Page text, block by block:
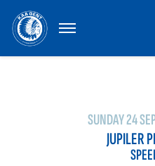
MENU
SUNDAY 24
JUPILER